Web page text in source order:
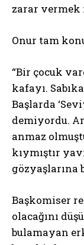
zarar vermek
Onur tam
“Bir çocuk
kafayı.
Başlarda
demiyordu.
anmaz
kıymıştır
gözyaşlarına
Başkomiser
olacağını
bulamayan